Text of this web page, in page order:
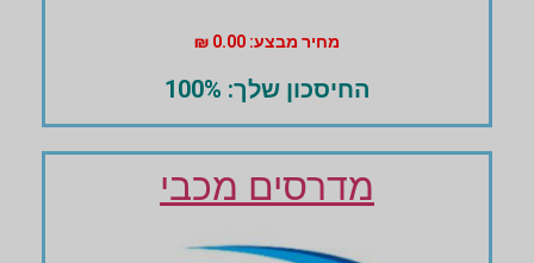
מחיר מבצע: 0.00 ₪
החיסכון שלך: 100%
מדרסים מכבי